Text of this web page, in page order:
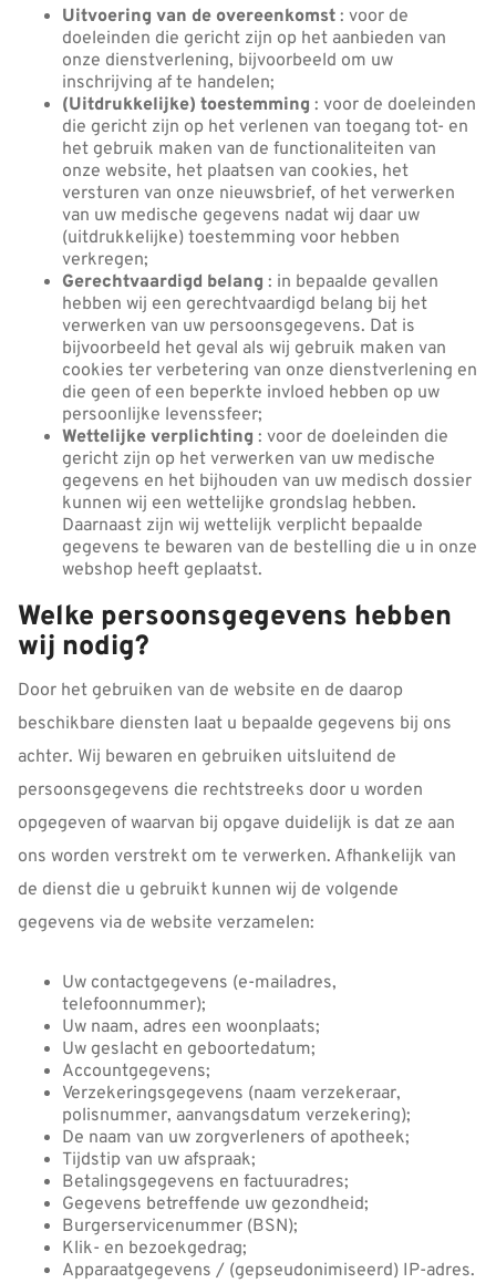
Uitvoering van de overeenkomst : voor de
doeleinden die gericht zijn op het aanbieden van
onze dienstverlening, bijvoorbeeld om uw
inschrijving af te handelen;
(Uitdrukkelijke) toestemming : voor de doeleinden
die gericht zijn op het verlenen van toegang tot- en
het gebruik maken van de functionaliteiten van
onze website, het plaatsen van cookies, het
versturen van onze nieuwsbrief, of het verwerken
van uw medische gegevens nadat wij daar uw
(uitdrukkelijke) toestemming voor hebben
verkregen;
Gerechtvaardigd belang : in bepaalde gevallen
hebben wij een gerechtvaardigd belang bij het
verwerken van uw persoonsgegevens. Dat is
bijvoorbeeld het geval als wij gebruik maken van
cookies ter verbetering van onze dienstverlening en
die geen of een beperkte invloed hebben op uw
persoonlijke levenssfeer;
Wettelijke verplichting : voor de doeleinden die
gericht zijn op het verwerken van uw medische
gegevens en het bijhouden van uw medisch dossier
kunnen wij een wettelijke grondslag hebben.
Daarnaast zijn wij wettelijk verplicht bepaalde
gegevens te bewaren van de bestelling die u in onze
webshop heeft geplaatst.
Welke persoonsgegevens hebben
wij nodig?
Door het gebruiken van de website en de daarop
beschikbare diensten laat u bepaalde gegevens bij ons
achter. Wij bewaren en gebruiken uitsluitend de
persoonsgegevens die rechtstreeks door u worden
opgegeven of waarvan bij opgave duidelijk is dat ze aan
ons worden verstrekt om te verwerken. Afhankelijk van
de dienst die u gebruikt kunnen wij de volgende
gegevens via de website verzamelen:
Uw contactgegevens (e-mailadres,
telefoonnummer);
Uw naam, adres een woonplaats;
Uw geslacht en geboortedatum;
Accountgegevens;
Verzekeringsgegevens (naam verzekeraar,
polisnummer, aanvangsdatum verzekering);
De naam van uw zorgverleners of apotheek;
Tijdstip van uw afspraak;
Betalingsgegevens en factuuradres;
Gegevens betreffende uw gezondheid;
Burgerservicenummer (BSN);
Klik- en bezoekgedrag;
Apparaatgegevens / (gepseudonimiseerd) IP-adres.